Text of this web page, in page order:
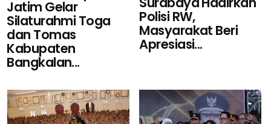
Jatim Gelar
Silaturahmi Toga
dan Tomas
Kabupaten
Bangkalan...
Polisi RW,
Masyarakat Beri
Apresiasi...